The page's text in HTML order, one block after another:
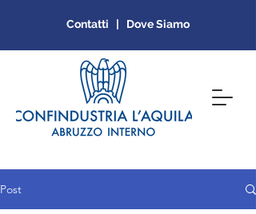
Contatti | Dove Siamo
Post